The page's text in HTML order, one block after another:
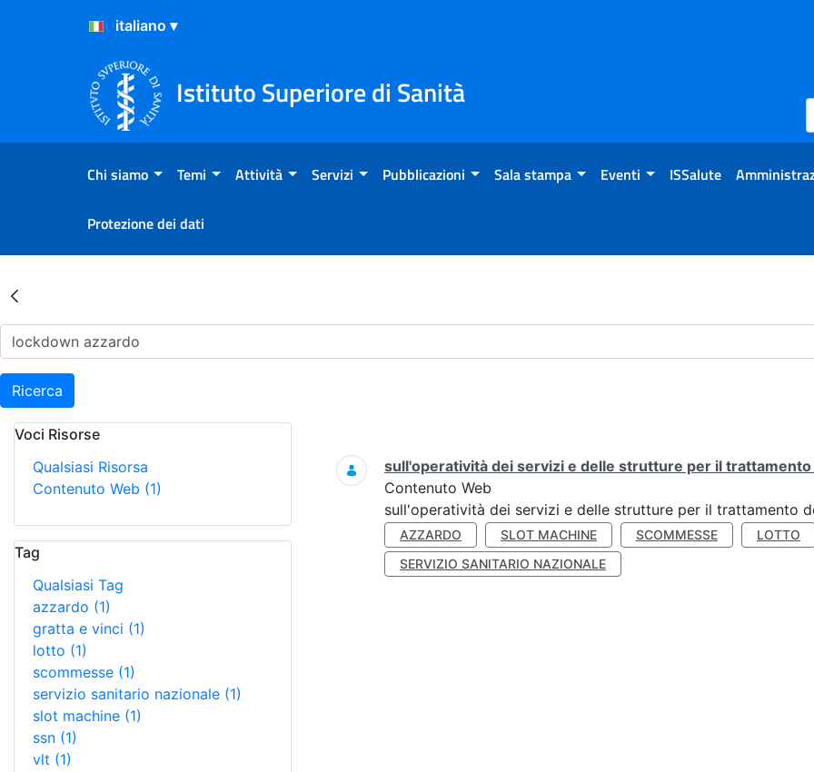
Salta al Contenuto
Salta al Footer
Istituto Superiore di Sanità
Chi siamo Temi Attività Servizi Pubblicazioni Sala stampa Eventi ISSalute
Protezione dei dati
Risultati della Ricerca - Archivio
Ricerca
Voci Risorse
Qualsiasi Risorsa
Contenuto Web (1)
Tag
Qualsiasi Tag
azzardo (1)
gratta e vinci (1)
lotto (1)
scommesse (1)
servizio sanitario nazionale (1)
slot machine (1)
ssn (1)
vlt (1)
Ricerca
sull'operatività dei servizi e delle strutture per il
Contenuto Web
sull'operatività dei servizi e delle strutture per il trattamento
AZZARDO SLOT MACHINE SCOMMESSE
LOTTO
SERVIZIO SANITARIO NAZIONALE